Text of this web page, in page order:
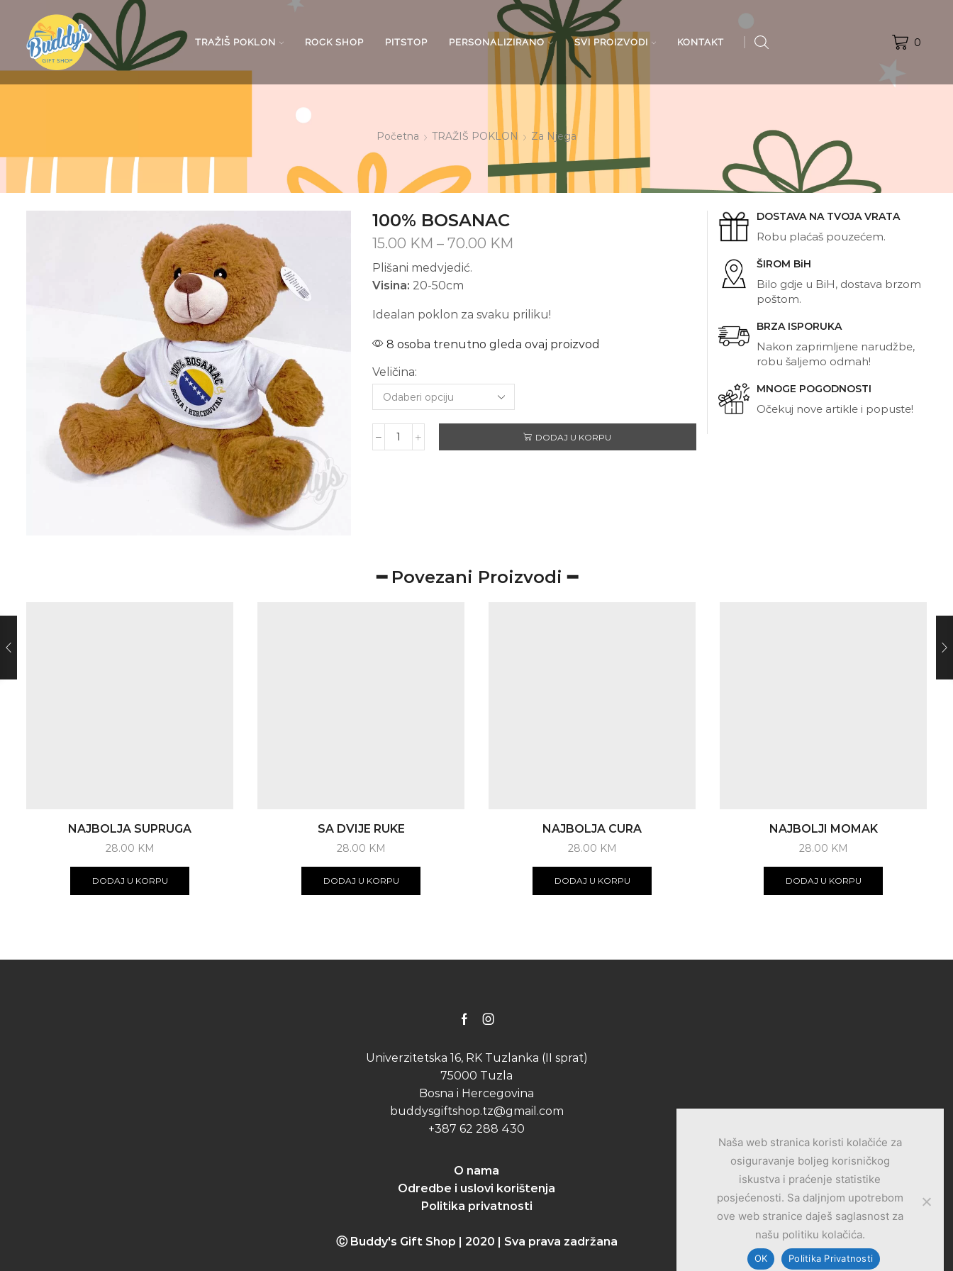
TRAŽIŠ POKLON ROCK SHOP PITSTOP PERSONALIZIRANO SVI PROIZVODI KONTAKT 0
Početna TRAŽIŠ POKLON Za Njega
100% BOSANAC
15.00 KM – 70.00 KM
70.00 KM
Plišani medvjedić.
Visina: 20-50cm
Idealan poklon za svaku priliku!
8 osoba trenutno gleda ovaj proizvod
Veličina:
100%
DODAJ U KORPU
DOSTAVA NA TVOJA VRATA
Robu plaćaš pouzećem.
ŠIROM BiH
Bilo gdje u BiH, dostava brzom
poštom.
BRZA ISPORUKA
Nakon zaprimljene narudžbe,
robu šaljemo odmah!
MNOGE POGODNOSTI
Očekuj nove artikle i popuste!
━ Povezani Proizvodi ━
NAJBOLJA SUPRUGA
28.00 KM
DODAJ U KORPU
SA DVIJE RUKE
28.00 KM
DODAJ U KORPU
NAJBOLJA CURA
28.00 KM
DODAJ U KORPU
NAJBOLJI MOMAK
28.00 KM
DODAJ U KORPU
FacebookInstagram
Univerzitetska 16, RK Tuzlanka (II sprat)
75000 Tuzla
Bosna i Hercegovina
buddysgiftshop.tz@gmail.com
+387 62 288 430
O nama
Odredbe i uslovi korištenja
Politika privatnosti
Ⓒ Buddy's Gift Shop | 2020 | Sva prava zadržana
Naša web stranica koristi kolačiće za
osiguravanje boljeg korisničkog
iskustva i praćenje statistike
posjećenosti. Sa daljnjom upotrebom
ove web stranice daješ saglasnost za
našu politiku kolačića.
OK Politika Privatnosti